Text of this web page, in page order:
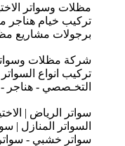
مظلات وسواتر
تركيب خيام هناجر
برجولات مشاريع
شركة مظلات
تركيب انواع
التخـصصي - هناجر
سواتر الرياض |
السواتر المنازل |
سواتر خشبي - سواتر